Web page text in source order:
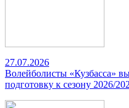
27.07.2026
Волейболисты «Кузбасса»
подготовку к сезону 2026/